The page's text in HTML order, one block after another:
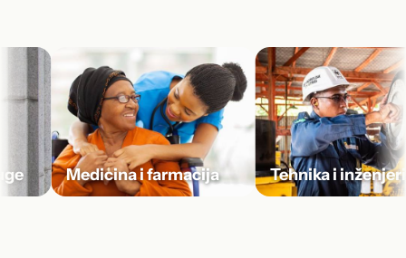
Medicina i farmacija Tehnika i inženjering